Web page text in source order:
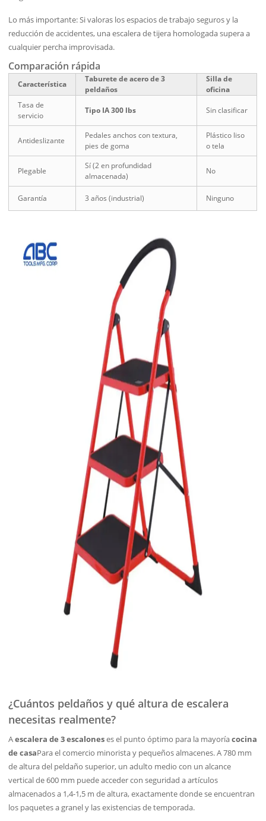
Lo más importante: Si valoras los espacios de trabajo seguros y la
reducción de accidentes, una escalera de tijera homologada supera a
cualquier percha improvisada.
Comparación rápida
Característica
Taburete de acero de 3
peldaños
Silla de
oficina
Tasa de
servicio
Tipo IA 300 lbs Sin clasificar
Antideslizante
Pedales anchos con textura,
pies de goma
Plástico liso
o tela
Plegable
Sí (2 en profundidad
almacenada)
No
Garantía 3 años (industrial) Ninguno
¿Cuántos peldaños y qué altura de escalera
necesitas realmente?
Aescalera de 3 escaloneses el punto óptimo para la mayoríacocina
de casaPara el comercio minorista y pequeños almacenes. A 780 mm
de altura del peldaño superior, un adulto medio con un alcance
vertical de 600 mm puede acceder con seguridad a artículos
almacenados a 1,4-1,5 m de altura, exactamente donde se encuentran
los paquetes a granel y las existencias de temporada.